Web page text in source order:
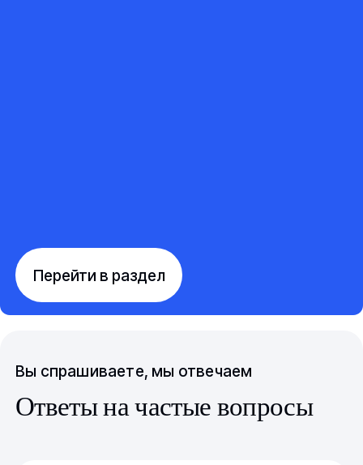
Перейти в раздел
Вы спрашиваете, мы отвечаем
Ответы на частые вопросы